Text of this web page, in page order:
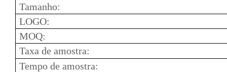
Tamanho:
LOGO:
MOQ:
Taxa de amostra:
Tempo de amostra: